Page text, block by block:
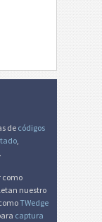
decódigos
,
.
como
nuestro
TWedge
captura